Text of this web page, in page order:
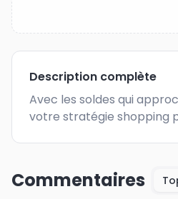
Description complète
Avec les soldes qui
votre stratégie shopping
Commentaires